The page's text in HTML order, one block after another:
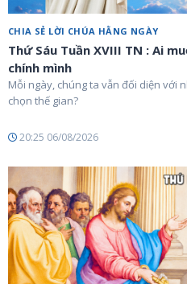
CHIA SẺ LỜI CHÚA HẰNG NGÀY
Thứ Sáu Tuần XVIII TN : Ai
chính mình
Mỗi ngày, chúng ta vẫn đối diện với
chọn thế gian?
20:25 06/08/2026